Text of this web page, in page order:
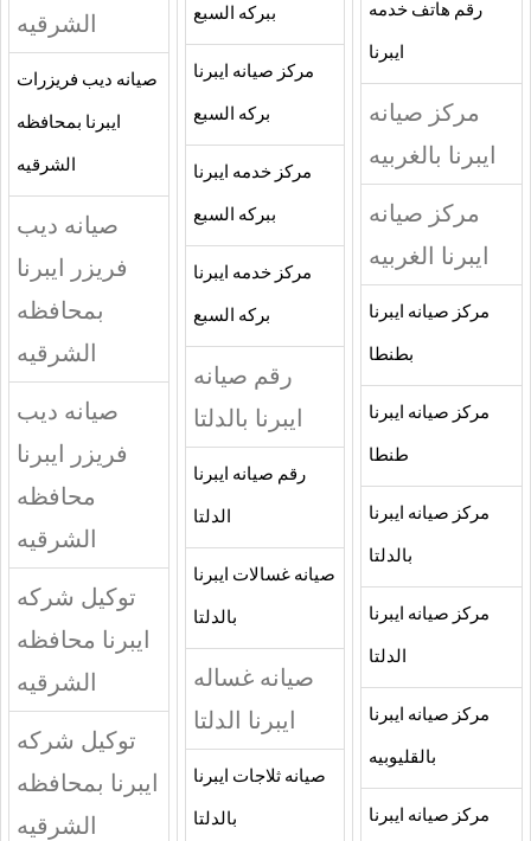
رقم هاتف خدمه
ايبرنا
مركز صيانه
ايبرنا بالغربيه
مركز صيانه
ايبرنا الغربيه
مركز صيانه ايبرنا
بطنطا
مركز صيانه ايبرنا
طنطا
مركز صيانه ايبرنا
بالدلتا
مركز صيانه ايبرنا
الدلتا
مركز صيانه ايبرنا
بالقليوبيه
مركز صيانه ايبرنا
ببركه السبع
مركز صيانه ايبرنا
بركه السبع
مركز خدمه ايبرنا
ببركه السبع
مركز خدمه ايبرنا
بركه السبع
رقم صيانه
ايبرنا بالدلتا
رقم صيانه ايبرنا
الدلتا
صيانه غسالات ايبرنا
بالدلتا
صيانه غساله
ايبرنا الدلتا
صيانه ثلاجات ايبرنا
بالدلتا
الشرقيه
صيانه ديب فريزرات
ايبرنا بمحافظه
الشرقيه
صيانه ديب
فريزر ايبرنا
بمحافظه
الشرقيه
صيانه ديب
فريزر ايبرنا
محافظه
الشرقيه
توكيل شركه
ايبرنا محافظه
الشرقيه
توكيل شركه
ايبرنا بمحافظه
الشرقيه